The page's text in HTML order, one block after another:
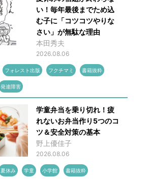
い！毎年最後までため込
む子に「コツコツやりな
さい」が無駄な理由
本田秀夫
2026.08.06
フォレスト出版 フクチマミ 書籍抜粋
発達障害
学童弁当を乗り切れ！疲
れないお弁当作り5つのコ
ツ＆安全対策の基本
野上優佳子
2026.08.06
夏休み 学童 小学館 書籍抜粋